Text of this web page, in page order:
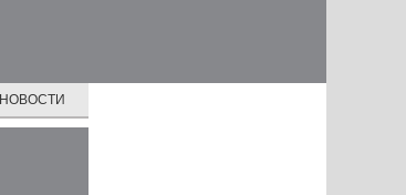
НОВОСТИ